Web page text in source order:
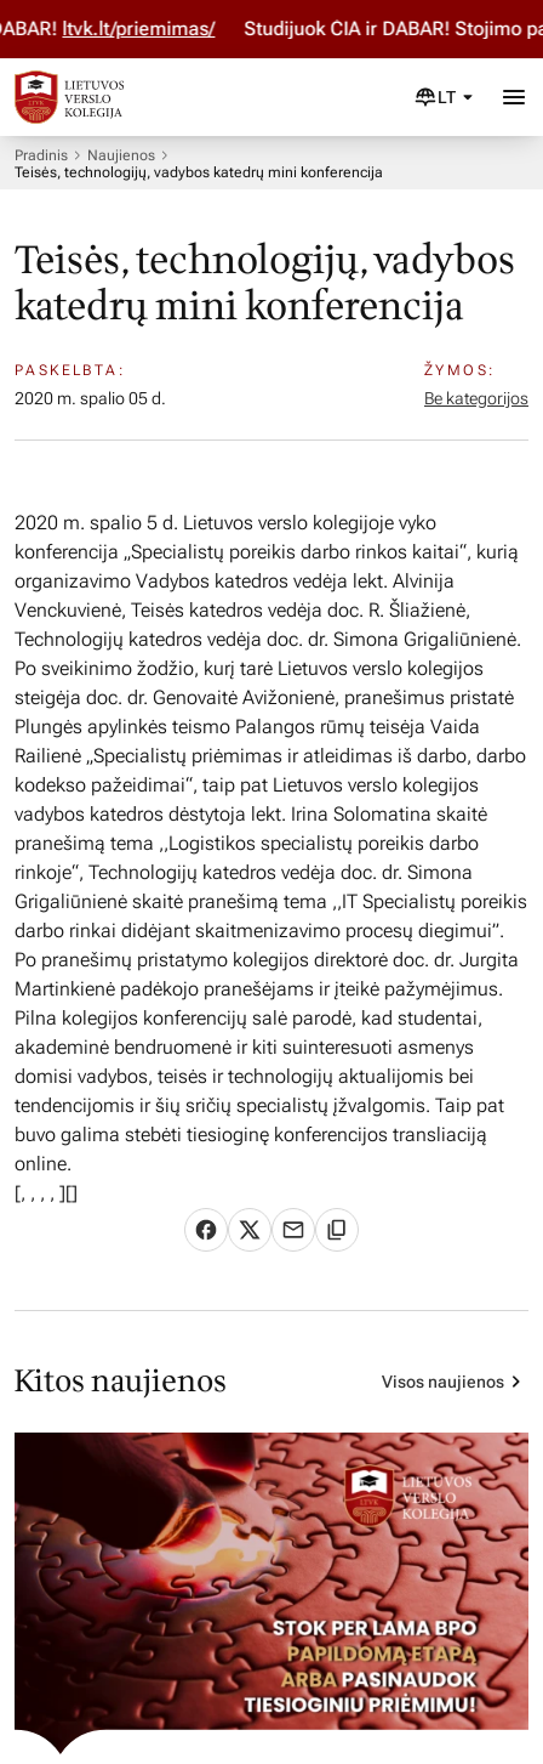
ltvk.lt/priemimas/ Studijuok ČIA ir DABAR! Stojimo
LT
Pradinis
Naujienos
Teisės, technologijų, vadybos katedrų mini konferencija
Teisės, technologijų, vadybos
katedrų mini konferencija
PASKELBTA:
2020 m. spalio 05 d.
ŽYMOS:
Be kategorijos
2020 m. spalio 5 d. Lietuvos verslo kolegijoje vyko
konferencija „Specialistų poreikis darbo rinkos kaitai“, kurią
organizavimo Vadybos katedros vedėja lekt. Alvinija
Venckuvienė, Teisės katedros vedėja doc. R. Šliažienė,
Technologijų katedros vedėja doc. dr. Simona Grigaliūnienė.
Po sveikinimo žodžio, kurį tarė Lietuvos verslo kolegijos
steigėja doc. dr. Genovaitė Avižonienė, pranešimus pristatė
Plungės apylinkės teismo Palangos rūmų teisėja Vaida
Railienė „Specialistų priėmimas ir atleidimas iš darbo, darbo
kodekso pažeidimai“, taip pat Lietuvos verslo kolegijos
vadybos katedros dėstytoja lekt. Irina Solomatina skaitė
pranešimą tema ,,Logistikos specialistų poreikis darbo
rinkoje“, Technologijų katedros vedėja doc. dr. Simona
Grigaliūnienė skaitė pranešimą tema ,,IT Specialistų poreikis
darbo rinkai didėjant skaitmenizavimo procesų diegimui”.
Po pranešimų pristatymo kolegijos direktorė doc. dr. Jurgita
Martinkienė padėkojo pranešėjams ir įteikė pažymėjimus.
Pilna kolegijos konferencijų salė parodė, kad studentai,
akademinė bendruomenė ir kiti suinteresuoti asmenys
domisi vadybos, teisės ir technologijų aktualijomis bei
tendencijomis ir šių sričių specialistų įžvalgomis. Taip pat
buvo galima stebėti tiesioginę konferencijos transliaciją
online.
[, , , , ][]
Kitos naujienos Visos naujienos